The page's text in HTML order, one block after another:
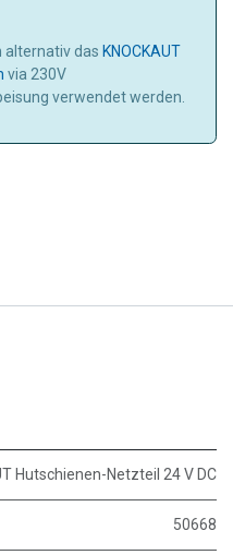
alternativ das KNOCKAUT
via 230V​
verwendet werden.
Hutschienen-Netzteil 24 V DC
50668